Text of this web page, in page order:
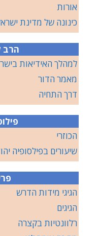
אורות
כינונה של מדינת
הרב
למהלך האידיאות
מאמר הדור
דרך התחיה
הכוזרי
שיעורים בפילסופיה
הגיגי מידות הדרש
הגיגים
רלוונטיות בקצרה